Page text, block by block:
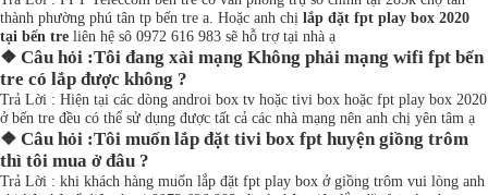
thành phường phú tân tp bến tre a. Hoặc anh chị lắp đặt fpt play box 2020
tại bến tre liên hệ sô 0972 616 983 sẽ hỗ trợ tại nhà ạ
❖ Câu hỏi :Tôi đang xài mạng Không phải mạng wifi fpt bến
tre có lắp được không ?
Trả Lời : Hiện tại các dòng androi box tv hoặc tivi box hoặc fpt play box 2020
ở bến tre đều có thể sử dụng được tất cả các nhà mạng nên anh chị yên tâm ạ
❖ Câu hỏi :Tôi muốn lắp đặt tivi box fpt huyện giồng trôm
thì tôi mua ở đâu ?
Trả Lời : khi khách hàng muốn lắp đặt fpt play box ở giồng trôm vui lòng anh